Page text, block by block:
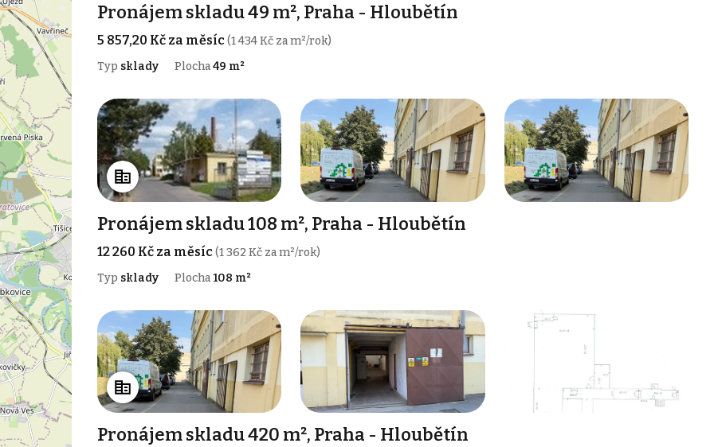
Pronájem skladu 49 m², Praha - Hloubětín
5 857,20 Kč za měsíc(1 434 Kč za m²/rok)
Typ sklady Plocha49 m²
Pronájem skladu 108 m², Praha - Hloubětín
12 260 Kč za měsíc(1 362 Kč za m²/rok)
Typ sklady Plocha108 m²
Pronájem skladu 420 m², Praha - Hloubětín